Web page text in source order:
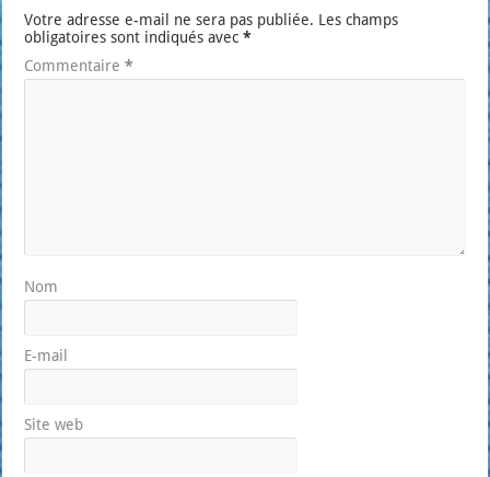
Votre adresse e-mail ne sera pas publiée. Les champs
obligatoires sont indiqués avec*
Commentaire*
Nom
E-mail
Site web